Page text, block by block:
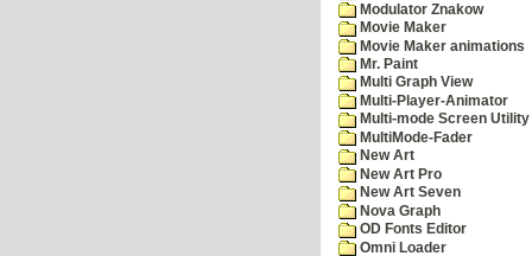
Modulator Znakow
Movie Maker
Movie Maker animations
Mr. Paint
Multi Graph View
Multi-Player-Animator
Multi-mode Screen Utility
MultiMode-Fader
New Art
New Art Pro
New Art Seven
Nova Graph
OD Fonts Editor
Omni Loader